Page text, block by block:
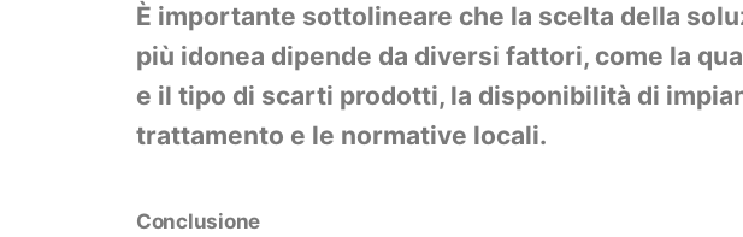
È importante sottolineare che la scelta della
più idonea dipende da diversi fattori, come la
e il tipo di scarti prodotti, la disponibilità di
trattamento e le normative locali.
Conclusione